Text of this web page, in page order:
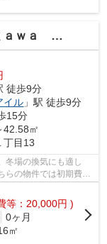
ｉｄｅｎｃｅ
徒歩9分
イル 」駅 徒歩9分
15分
42.58㎡
丁目13
冬場の換気にも適し
らの物件では初期費用
等：20,000円 )
0ヶ月
㎡